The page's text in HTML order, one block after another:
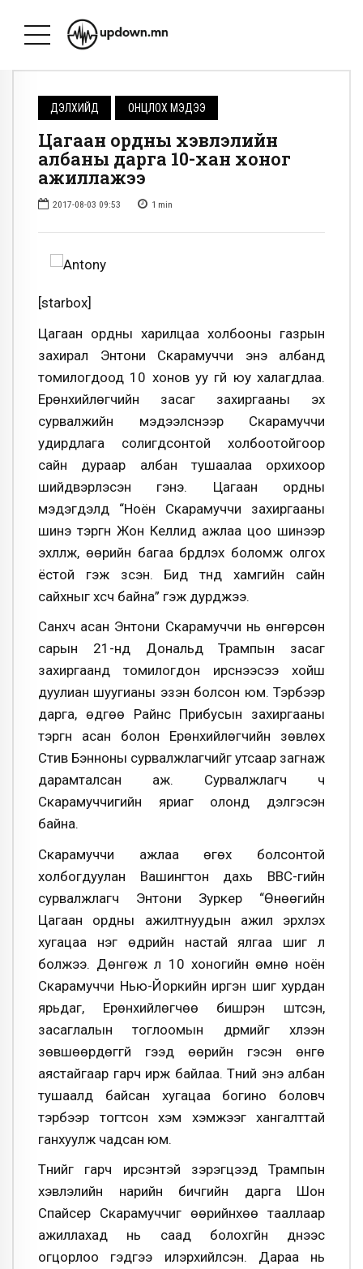
ДЭЛХИЙД ОНЦЛОХ МЭДЭЭ
Цагаан ордны хэвлэлийн
албаны дарга 10-хан хоног
ажиллажээ
2017-08-03 09:53 1 min
[starbox]
Цагаан ордны харилцаа холбооны газрын
захирал Энтони Скарамуччи энэ албанд
томилогдоод 10 хонов уу үгүй юу халагдлаа.
Ерөнхийлөгчийн засаг захиргааны эх
сурвалжийн мэдээлснээр Скарамуччи
удирдлага солигдсонтой холбоотойгоор
сайн дураар албан тушаалаа орхихоор
шийдвэрлэсэн гэнэ. Цагаан ордны
мэдэгдэлд “Ноён Скарамуччи захиргааны
шинэ тэргүүн Жон Келлид ажлаа цоо шинээр
эхлүүлж, өөрийн багаа бүрдүүлэх боломж олгох
ёстой гэж үзсэн. Бид түүнд хамгийн сайн
сайхныг хүсч байна” гэж дурджээ.
Санхүүч асан Энтони Скарамуччи нь өнгөрсөн
сарын 21-нд Дональд Трампын засаг
захиргаанд томилогдон ирснээсээ хойш
дуулиан шуугианы эзэн болсон юм. Тэрбээр
дарга, өдгөө Райнс Прибусын захиргааны
тэргүүн асан болон Ерөнхийлөгчийн зөвлөх
Стив Бэнноны сурвалжлагчийг утсаар загнаж
дарамталсан аж. Сурвалжлагч ч
Скарамуччигийн яриаг олонд дэлгэсэн
байна.
Скарамуччи ажлаа өгөх болсонтой
холбогдуулан Вашингтон дахь ВВС-гийн
сурвалжлагч Энтони Зуркер “Өнөөгийн
Цагаан ордны ажилтнуудын ажил эрхлэх
хугацаа нэг өдрийн настай ялгаа шиг л
болжээ. Дөнгөж л 10 хоногийн өмнө ноён
Скарамуччи Нью-Йоркийн иргэн шиг хурдан
ярьдаг, Ерөнхийлөгчөө бишрэн шүтсэн,
засаглалын тоглоомын дүрмийг хүлээн
зөвшөөрдөггүй гээд өөрийн гэсэн өнгө
аястайгаар гарч ирж байлаа. Түүний энэ албан
тушаалд байсан хугацаа богино боловч
тэрбээр тогтсон хэм хэмжээг хангалттай
ганхуулж чадсан юм.
Түүнийг гарч ирсэнтэй зэрэгцээд Трампын
хэвлэлийн нарийн бичгийн дарга Шон
Спайсер Скарамуччиг өөрийнхөө тааллаар
ажиллахад нь саад болохгүйн үүднээс
огцорлоо гэдгээ илэрхийлсэн. Дараа нь